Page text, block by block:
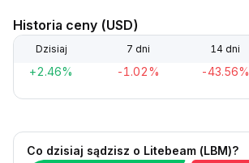
Historia ceny (USD)
Dzisiaj 7 dni 14 dni
+2.46% -1.02% -43.56%
Co dzisiaj sądzisz o Litebeam (LBM)?